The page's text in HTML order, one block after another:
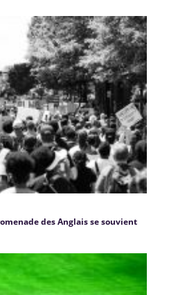
des Anglais se souvient